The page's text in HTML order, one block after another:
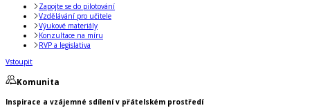
Zapojte se do pilotování
Vzdělávání pro učitele
Výukové materiály
Konzultace na míru
RVP a legislativa
Vstoupit
Komunita
Inspirace a vzájemné sdílení v přátelském prostředí